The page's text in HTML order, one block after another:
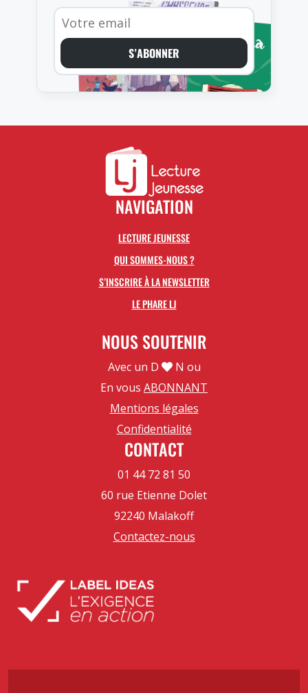
S’ABONNER
NAVIGATION
LECTURE JEUNESSE
QUI SOMMES-NOUS ?
S’INSCRIRE À LA NEWSLETTER
LE PHARE LJ
NOUS SOUTENIR
Avec un D
N ou
En vous ABONNANT
Mentions légales
Confidentialité
CONTACT
01 44 72 81 50
60 rue Etienne Dolet
92240 Malakoff
Contactez-nous